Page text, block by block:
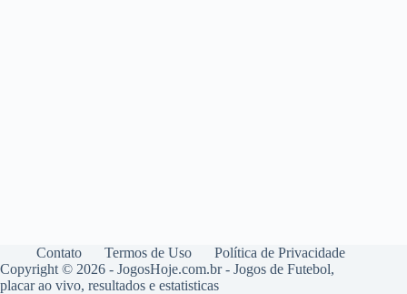
Contato Termos de Uso
Política de Privacidade
Copyright © 2026 - JogosHoje.com.br - Jogos de Futebol,
placar ao vivo, resultados e estatisticas